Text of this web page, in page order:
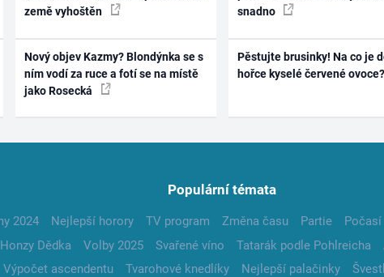
země vyhoštěn
Nový objev Kazmy? Blondýnka se s
ním vodí za ruce a fotí se na místě
jako Rosecká
snadno
Pěstujte brusinky! Na co je
hořce kyselé červené ovoce?
Populární témata
2024 Nejlepší horory TV program Změna času Partie Počasí
Dědka Volby 2025 Svařené víno Tatarák podle Pohlreicha
Výpočet ascendentu
Tvarohové knedlíky Nejlepší palačinky